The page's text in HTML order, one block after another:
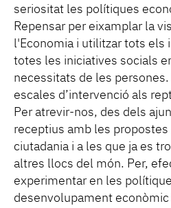
seriositat les polítiques
Repensar per eixamplar la
l'Economia i utilitzar tots els
totes les iniciatives socials
necessitats de les persones.
escales d’intervenció als
Per atrevir-nos, des dels
receptius amb les
ciutadania i a les que ja es
altres llocs del món. Per,
experimentar en les
desenvolupament